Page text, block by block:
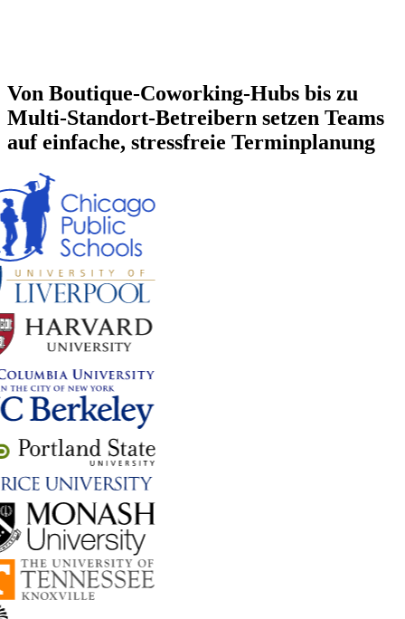
Von Boutique-Coworking-Hubs bis zu
Multi-Standort-Betreibern setzen Teams
auf einfache, stressfreie Terminplanung